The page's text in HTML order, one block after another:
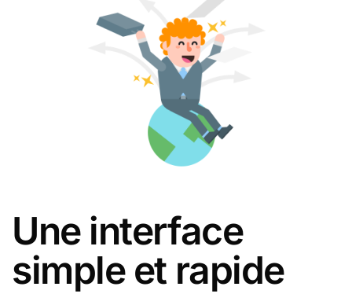
Une interface
simple et rapide